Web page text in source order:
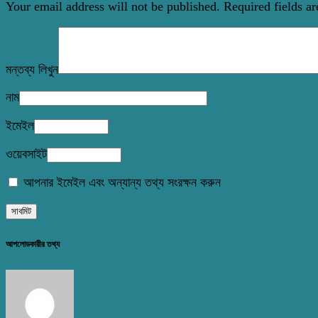
Your email address will not be published. Required fields
মন্তব্য লিখুন
নাম
ইমেইল
ওয়েবসাইট
আপনার ইমেইল এবং অন্যান্য তথ্য সংরক্ষন করুন
আপলোডকারীর তথ্য